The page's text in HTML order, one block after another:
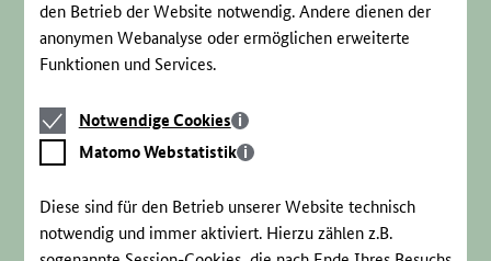
den Betrieb der Website notwendig. Andere dienen der
anonymen Webanalyse oder ermöglichen erweiterte
Funktionen und Services.
Notwendige
Cookies
Notwendige Cookies
Matomo
Webstatistik
Matomo Webstatistik
Diese sind für den Betrieb unserer Website technisch
notwendig und immer aktiviert. Hierzu zählen z.B.